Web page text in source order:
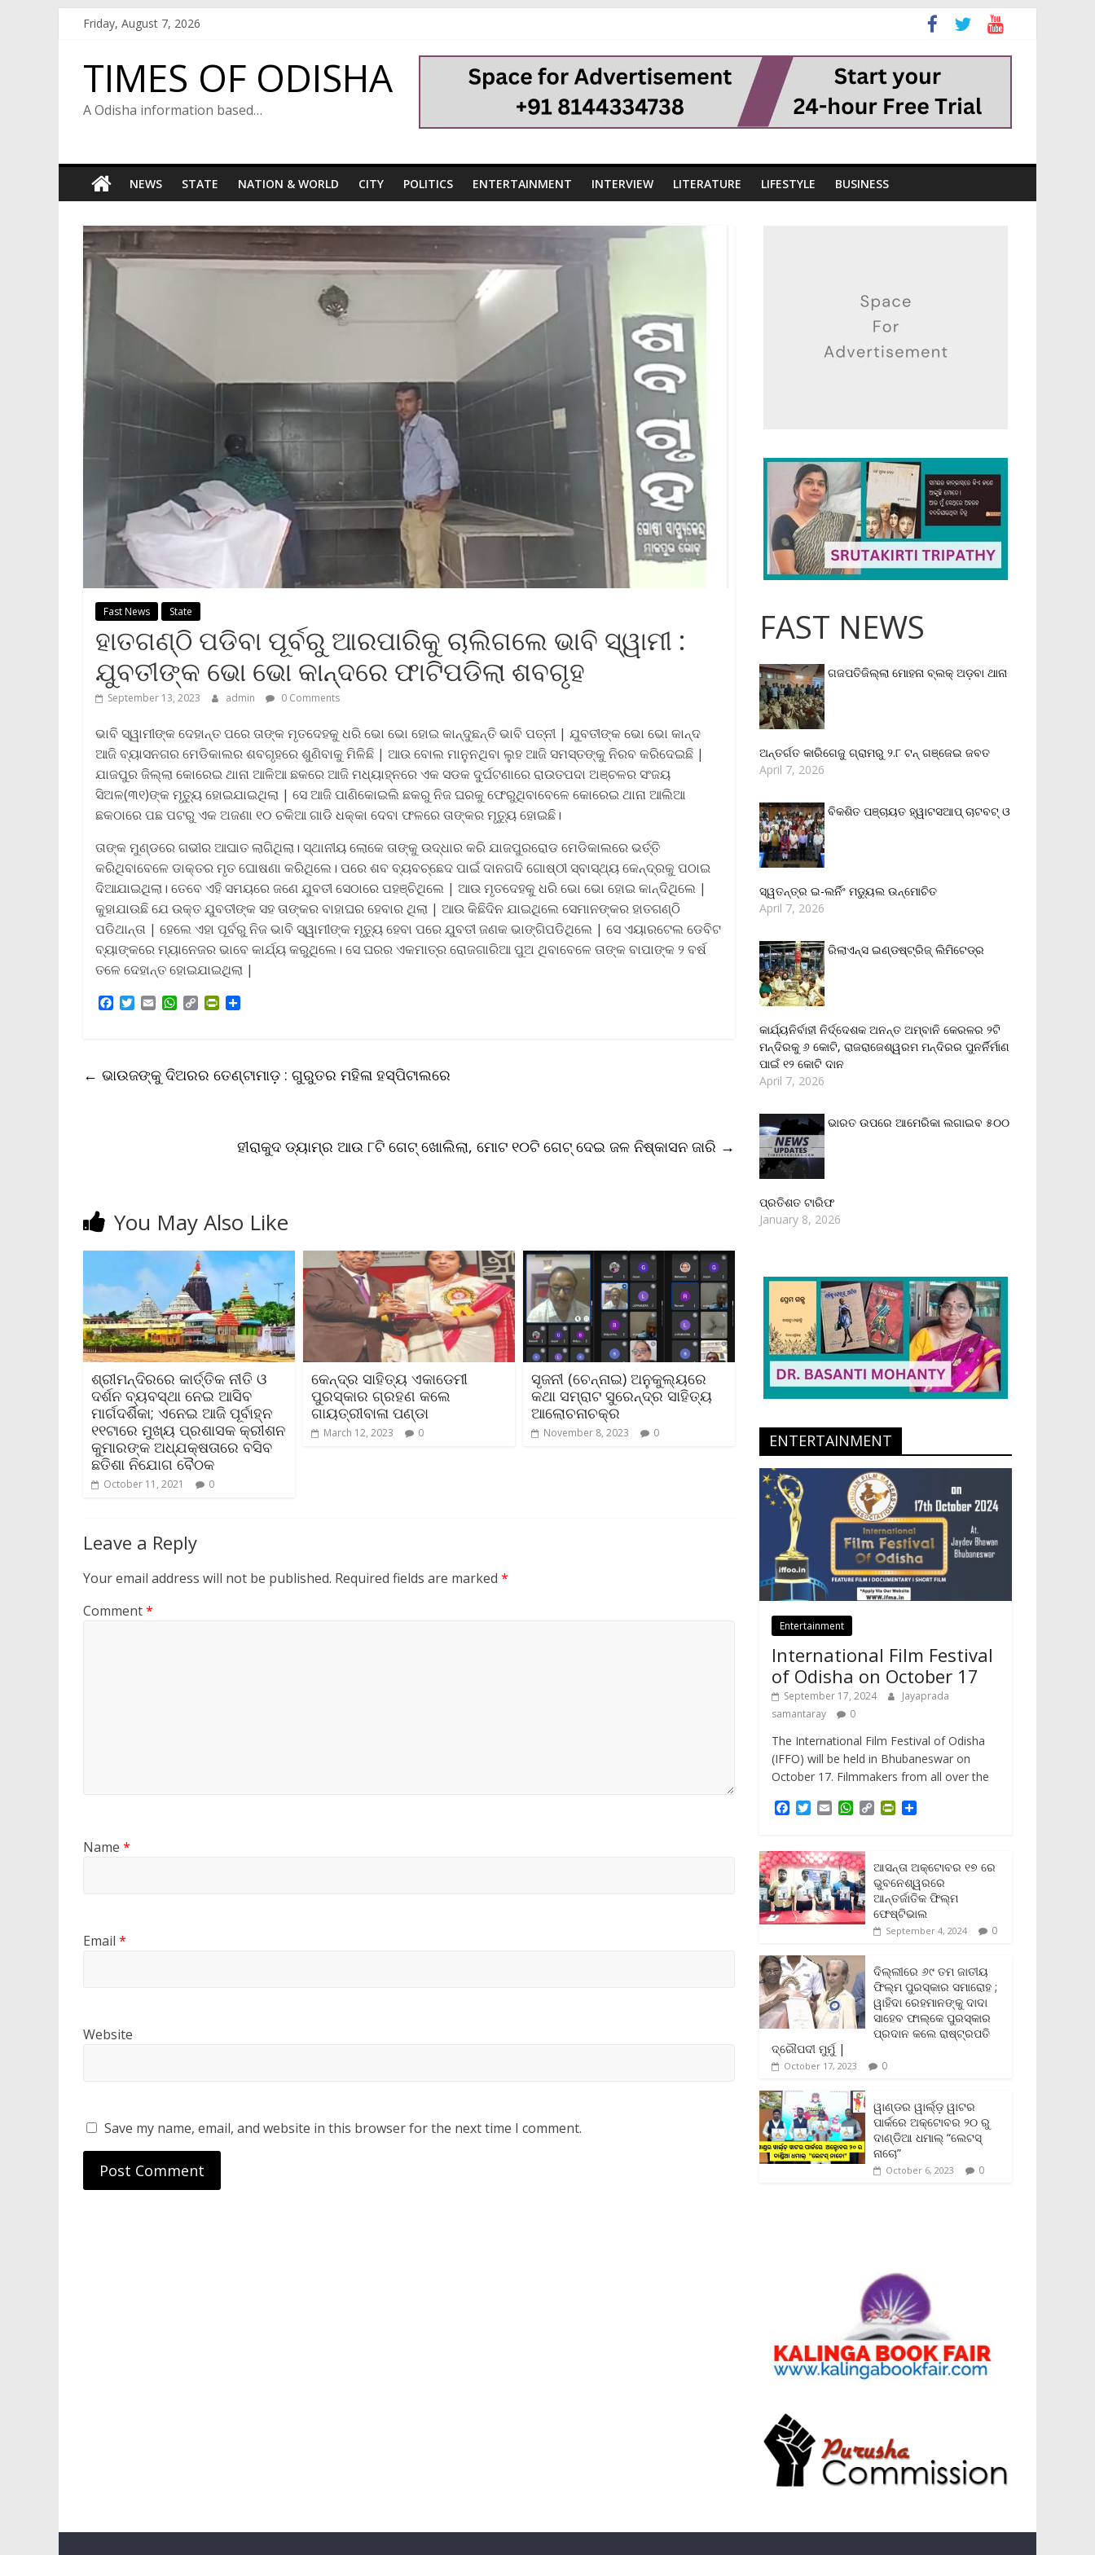
Friday, August 7, 2026
TIMES OF ODISHA
A Odisha information based…
NEWS STATE NATION & WORLD CITY POLITICS ENTERTAINMENT INTERVIEW LITERATURE LIFESTYLE BUSINESS
Fast News State
ହାତଗଣ୍ଠି ପଡିବା ପୂର୍ବରୁ ଆରପାରିକୁ ଚାଲିଗଲେ ଭାବି ସ୍ୱାମୀ :
ଯୁବତୀଙ୍କ ଭୋ ଭୋ କାନ୍ଦରେ ଫାଟିପଡିଲା ଶବଗୃହ
September 13, 2023 admin 0 Comments
ଭାବି ସ୍ୱାମୀଙ୍କ ଦେହାନ୍ତ ପରେ ତାଙ୍କ ମୃତଦେହକୁ ଧରି ଭୋ ଭୋ ହୋଇ କାନ୍ଦୁଛନ୍ତି ଭାବି ପତ୍ନୀ | ଯୁବତୀଙ୍କ ଭୋ ଭୋ କାନ୍ଦ
ଆଜି ବ୍ୟାସନଗର ମେଡିକାଲର ଶବଗୃହରେ ଶୁଣିବାକୁ ମିଳିଛି | ଆଉ ବୋଲ ମାନୁନଥିବା ଲୁହ ଆଜି ସମସ୍ତଙ୍କୁ ନିରବ କରିଦେଇଛି |
ଯାଜପୁର ଜିଲ୍ଲା କୋ‌ରେଇ ଥାନା ଆଳିଆ ଛକରେ ଆଜି ମଧ୍ୟାହ୍ନରେ ଏକ ସଡକ ଦୁର୍ଘଟଣାରେ ରାଉତପଦା ଅଞ୍ଚଳର ସଂଜୟ
ସିଅଳ(୩୧)ଙ୍କ ମୃତ୍ୟୁ ହୋଇଯାଇଥିଲା | ସେ ଆଜି ପାଣିକୋଇଲି ଛକରୁ ନିଜ ଘରକୁ ଫେରୁଥିବାବେଳେ କୋରେଇ ଥାନା ଆଲିଆ
ଛକଠାରେ ପଛ ପଟରୁ ଏକ ଅଜଣା ୧୦ ଚକିଆ ଗାଡି ଧକ୍କା ଦେବା ଫଳରେ ତାଙ୍କର ମୃତ୍ୟୁ ହୋଇଛି।
ତାଙ୍କ ମୁଣ୍ଡରେ ଗଭୀର ଆଘାତ ଲାଗିଥିଲା। ସ୍ଥାନୀୟ ଲୋକେ ତାଙ୍କୁ ଉଦ୍ଧାର କରି ଯାଜପୁରରୋଡ ମେଡିକାଲରେ ଭର୍ତ୍ତି
କରିଥିବାବେଳେ ଡାକ୍ତର ମୃତ ଘୋଷଣା କରିଥିଲେ। ପରେ ଶବ ବ୍ୟବଚ୍ଛେଦ ପାଇଁ ଦାନଗଦି ଗୋଷ୍ଠୀ ସ୍ବାସ୍ଥ୍ୟ କେନ୍ଦ୍ରକୁ ପଠାଇ
ଦିଆଯାଇଥିଲା। ତେବେ ଏହି ସମୟରେ ଜଣେ ଯୁବତୀ ସେଠାରେ ପହଞ୍ଚିଥିଲେ | ଆଉ ମୃତଦେହକୁ ଧରି ଭୋ ଭୋ ହୋଇ କାନ୍ଦିଥିଲେ |
କୁହାଯାଉଛି ଯେ ଉକ୍ତ ଯୁବତୀଙ୍କ ସହ ତାଙ୍କର ବାହାଘର ହେବାର ଥିଲା | ଆଉ କିଛିଦିନ ଯାଇଥିଲେ ସେମାନଙ୍କର ହାତଗଣ୍ଠି
ପଡିଥାନ୍ତା | ହେଲେ ଏହା ପୂର୍ବରୁ ନିଜ ଭାବି ସ୍ୱାମୀଙ୍କ ମୃତ୍ୟୁ ହେବା ପରେ ଯୁବତୀ ଜଣକ ଭାଙ୍ଗିପଡିଥିଲେ | ସେ ଏୟାରଟେଲ ଡେବିଟ
ବ୍ୟାଙ୍କରେ ମ୍ୟାନେଜର ଭାବେ କାର୍ଯ୍ୟ କରୁଥିଲେ। ସେ ଘରର ଏକମାତ୍ର ରୋଜଗାରିଆ ପୁଅ ଥିବାବେଳେ ତାଙ୍କ ବାପାଙ୍କ ୨ ବର୍ଷ
ତଳେ ଦେହାନ୍ତ ହୋଇଯାଇଥିଲା |
o
T
e
E
W
A
C
i
P
F
← ଭାଉଜଙ୍କୁ ଦିଅରର ତେଣ୍ଟାମାଡ଼ : ଗୁରୁତର ମହିଳା ହସ୍ପିଟାଲରେ
ହୀରାକୁଦ ଡ୍ୟାମ୍‌ର ଆଉ ୮ଟି ଗେଟ୍ ଖୋଲିଲା, ମୋଟ ୧୦ଟି ଗେଟ୍ ଦେଇ ଜଳ ନିଷ୍କାସନ ଜାରି →
You May Also Like
ଶ୍ରୀମନ୍ଦିରରେ କାର୍ତ୍ତିକ ନୀତି ଓ
ଦର୍ଶନ ବ୍ୟବସ୍ଥା ନେଇ ଆସିବ
ମାର୍ଗଦର୍ଶିକା; ଏନେଇ ଆଜି ପୂର୍ବାହ୍ନ
୧୧ଟାରେ ମୁଖ୍ୟ ପ୍ରଶାସକ କ୍ରୀଶନ
କୁମାରଙ୍କ ଅଧ୍ଯକ୍ଷତାରେ ବସିବ
ଛତିଶା ନିଯୋଗ ବୈଠକ
October 11, 2021 0
କେନ୍ଦ୍ର ସାହିତ୍ୟ ଏକାଡେମୀ
ପୁରସ୍କାର ଗ୍ରହଣ କଲେ
ଗାୟତ୍ରୀବାଳା ପଣ୍ଡା
March 12, 2023 0
ସୃଜନୀ (ଚେନ୍ନାଇ) ଅନୁକୁଲ୍ୟରେ
କଥା ସମ୍ରାଟ ସୁରେନ୍ଦ୍ର ସାହିତ୍ୟ
ଆଲୋଚନାଚକ୍ର
November 8, 2023 0
Leave a Reply
Your email address will not be published. Required fields are marked *
Comment*
Name *
Email *
Website
Save my name, email, and website in this browser for the next time I comment.
FAST NEWS
ଗଜପତିଜିଲ୍ଲା ମୋହନା ବ୍ଲକ୍‌ ଅଡ଼ବା ଥାନା
ଅନ୍ତର୍ଗତ କାରିଗେଜୁ ଗ୍ରାମରୁ ୨.୮ ଟନ୍ ଗଞ୍ଜେଇ ଜବତ
April 7, 2026
ବିକଶିତ ପଞ୍ଚାୟତ ହ୍ୱାଟସଆପ୍ ଚାଟବଟ୍ ଓ
ସ୍ୱତନ୍ତ୍ର ଇ-ଲର୍ନିଂ ମଡ୍ୟୁଲ ଉନ୍ମୋଚିତ
April 7, 2026
ରିଲାଏନ୍‌ସ ଇଣ୍ଡଷ୍ଟ୍ରିଜ୍ ଲିମିଟେଡ୍‌ର
କାର୍ଯ୍ୟନିର୍ବାହୀ ନିର୍ଦ୍ଦେଶକ ଅନନ୍ତ ଅମ୍ବାନି କେରଳର ୨ଟି
ମନ୍ଦିରକୁ ୬ କୋଟି, ରାଜରାଜେଶ୍ୱରମ ମନ୍ଦିରର ପୁନର୍ନିର୍ମାଣ
ପାଇଁ ୧୨ କୋଟି ଦାନ
April 7, 2026
ଭାରତ ଉପରେ ଆମେରିକା ଲଗାଇବ ୫୦୦
ପ୍ରତିଶତ ଟାରିଫ
January 8, 2026
ENTERTAINMENT
Entertainment
International Film Festival
of Odisha on October 17
September 17, 2024
Jayaprada
samantaray
0
The International Film Festival of Odisha
(IFFO) will be held in Bhubaneswar on
October 17. Filmmakers from all over the
e
b
o
o
k
T
t
t
e
r
E
i
l
W
t
s
A
p
p
C
L
i
n
k
P
t
F
r
i
e
n
l
y
e
ଆସନ୍ତା ଅକ୍ଟୋବର ୧୭ ରେ
ଭୁବନେଶ୍ୱରରେ
ଆନ୍ତର୍ଜାତିକ ଫିଲ୍ମ
ଫେଷ୍ଟିଭାଲ
September 4, 2024 0
ଦିଲ୍ଲୀରେ ୬୯ ତମ ଜାତୀୟ
ଫିଲ୍ମ ପୁରସ୍କାର ସମାରୋହ ;
ୱାହିଦା ରେହମାନଙ୍କୁ ଦାଦା
ସାହେବ ଫାଲ୍‌କେ ପୁରସ୍କାର
ପ୍ରଦାନ କଲେ ରାଷ୍ଟ୍ରପତି
ଦ୍ରୌପଦୀ ମୁର୍ମୁ |
October 17, 2023 0
ୱାଣ୍ଡର ୱାର୍ଲ୍‌ଡ଼ ୱାଟର
ପାର୍କରେ ଅକ୍ଟୋବର ୨୦ ରୁ
ଦାଣ୍ଡିଆ ଧମାଲ୍ “ଲେଟସ୍
ନାଚୋ”
October 6, 2023 0